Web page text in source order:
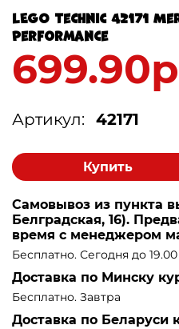
LEGO Technic 42171
Performance
699.90р
Артикул: 42171
Купить
Самовывоз из пункта
Белградская, 16).
время с менеджером
Бесплатно. Сегодня до 19.00
Доставка по Минску
Бесплатно. Завтра
Доставка по Беларуси